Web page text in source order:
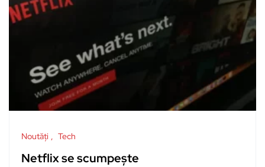
Noutăți Tech
Netflix se scumpește